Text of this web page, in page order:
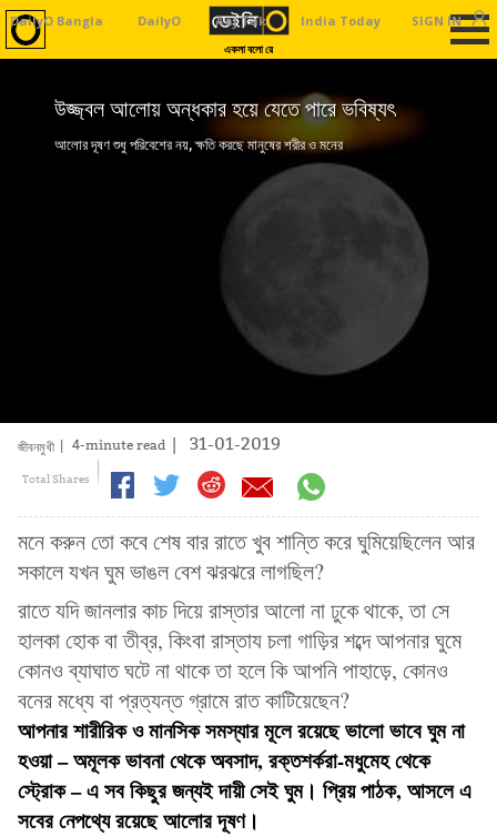
DailyO Bangla DailyO Aaj Tak India Today Business
SIGN IN
একলা বলো রে
উজ্জ্বল আলোয় অন্ধকার হয়ে যেতে পারে ভবিষ্যৎ
আলোর দূষণ শুধু পরিবেশের নয়, ক্ষতি করছে মানুষের শরীর ও মনের
জীবনমুখী | 4-minute read |31-01-2019
Total Shares
মনে করুন তো কবে শেষ বার রাতে খুব শান্তি করে ঘুমিয়েছিলেন আর
সকালে যখন ঘুম ভাঙল বেশ ঝরঝরে লাগছিল?
রাতে যদি জানলার কাচ দিয়ে রাস্তার আলো না ঢুকে থাকে, তা সে
হালকা হোক বা তীব্র, কিংবা রাস্তায চলা গাড়ির শব্দে আপনার ঘুমে
কোনও ব্যাঘাত ঘটে না থাকে তা হলে কি আপনি পাহাড়ে, কোনও
বনের মধ্যে বা প্রত্যন্ত গ্রামে রাত কাটিয়েছেন?
আপনার শারীরিক ও মানসিক সমস্যার মূলে রয়েছে ভালো ভাবে ঘুম না
হওয়া – অমূলক ভাবনা থেকে অবসাদ, রক্তশর্করা-মধুমেহ থেকে
স্ট্রোক – এ সব কিছুর জন্যই দায়ী সেই ঘুম। প্রিয় পাঠক, আসলে এ
সবের নেপথ্যে রয়েছে আলোর দূষণ।